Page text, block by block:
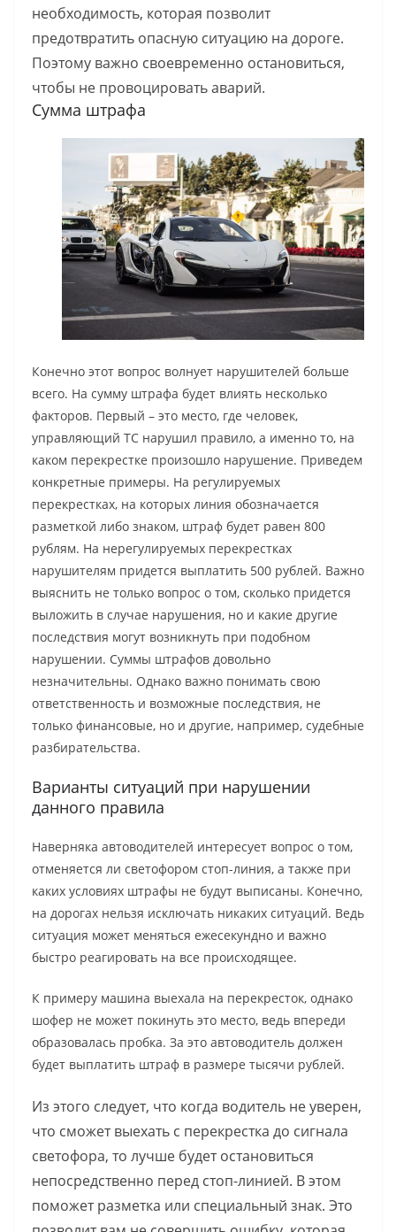
необходимость, которая позволит
предотвратить опасную ситуацию на дороге.
Поэтому важно своевременно остановиться,
чтобы не провоцировать аварий.
Сумма штрафа
Конечно этот вопрос волнует нарушителей больше
всего. На сумму штрафа будет влиять несколько
факторов. Первый – это место, где человек,
управляющий ТС нарушил правило, а именно то, на
каком перекрестке произошло нарушение. Приведем
конкретные примеры. На регулируемых
перекрестках, на которых линия обозначается
разметкой либо знаком, штраф будет равен 800
рублям. На нерегулируемых перекрестках
нарушителям придется выплатить 500 рублей. Важно
выяснить не только вопрос о том, сколько придется
выложить в случае нарушения, но и какие другие
последствия могут возникнуть при подобном
нарушении. Суммы штрафов довольно
незначительны. Однако важно понимать свою
ответственность и возможные последствия, не
только финансовые, но и другие, например, судебные
разбирательства.
Варианты ситуаций при нарушении
данного правила
Наверняка автоводителей интересует вопрос о том,
отменяется ли светофором стоп-линия, а также при
каких условиях штрафы не будут выписаны. Конечно,
на дорогах нельзя исключать никаких ситуаций. Ведь
ситуация может меняться ежесекундно и важно
быстро реагировать на все происходящее.
К примеру машина выехала на перекресток, однако
шофер не может покинуть это место, ведь впереди
образовалась пробка. За это автоводитель должен
будет выплатить штраф в размере тысячи рублей.
Из этого следует, что когда водитель не уверен,
что сможет выехать с перекрестка до сигнала
светофора, то лучше будет остановиться
непосредственно перед стоп-линией. В этом
поможет разметка или специальный знак. Это